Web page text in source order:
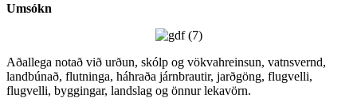
Umsókn
Aðallega notað við urðun, skólp og vökvahreinsun, vatnsvernd,
landbúnað, flutninga, háhraða járnbrautir, jarðgöng, flugvelli,
flugvelli, byggingar, landslag og önnur lekavörn.